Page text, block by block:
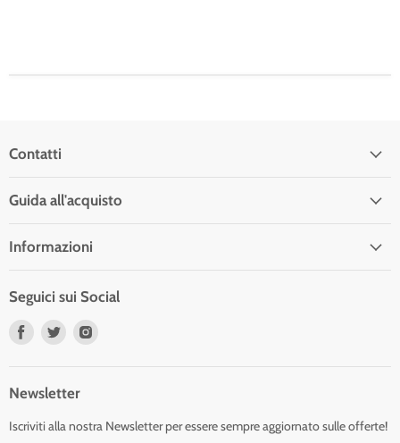
Contatti
Guida all'acquisto
Informazioni
Seguici sui Social
Trovaci
Trovaci
Newsletter
Iscriviti alla nostra Newsletter per essere sempre aggiornato sulle offerte!